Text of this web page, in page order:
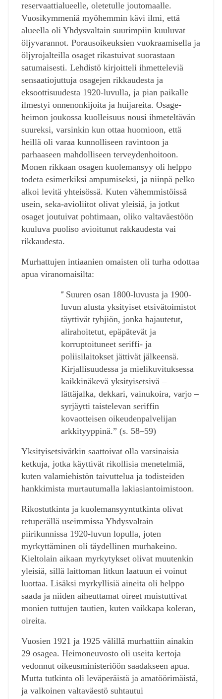
reservaattialueelle, oletetulle joutomaalle.
Vuosikymmeniä myöhemmin kävi ilmi, että
alueella oli Yhdysvaltain suurimpiin kuuluvat
öljyvarannot. Porausoikeuksien vuokraamisella ja
öljyrojalteilla osaget rikastuivat suorastaan
satumaisesti. Lehdistö kirjoitteli ihmetteleviä
sensaatiojuttuja osagejen rikkaudesta ja
eksoottisuudesta 1920-luvulla, ja pian paikalle
ilmestyi onnenonkijoita ja huijareita. Osage-
heimon joukossa kuolleisuus nousi ihmeteltävän
suureksi, varsinkin kun ottaa huomioon, että
heillä oli varaa kunnolliseen ravintoon ja
parhaaseen mahdolliseen terveydenhoitoon.
Monen rikkaan osagen kuolemansyy oli helppo
todeta esimerkiksi ampumiseksi, ja niinpä pelko
alkoi levitä yhteisössä. Kuten vähemmistöissä
usein, seka-avioliitot olivat yleisiä, ja jotkut
osaget joutuivat pohtimaan, oliko valtaväestöön
kuuluva puoliso avioitunut rakkaudesta vai
rikkaudesta.
Murhattujen intiaanien omaisten oli turha odottaa
apua viranomaisilta:
” Suuren osan 1800-luvusta ja 1900-
luvun alusta yksityiset etsivätoimistot
täyttivät tyhjiön, jonka hajautetut,
alirahoitetut, epäpätevät ja
korruptoituneet seriffi- ja
poliisilaitokset jättivät jälkeensä.
Kirjallisuudessa ja mielikuvituksessa
kaikkinäkevä yksityisetsivä –
lättäjalka, dekkari, vainukoira, varjo –
syrjäytti taistelevan seriffin
kovaotteisen oikeudenpalvelijan
arkkityyppinä.” (s. 58–59)
Yksityisetsivätkin saattoivat olla varsinaisia
ketkuja, jotka käyttivät rikollisia menetelmiä,
kuten valamiehistön taivuttelua ja todisteiden
hankkimista murtautumalla lakiasiantoimistoon.
Rikostutkinta ja kuolemansyyntutkinta olivat
retuperällä useimmissa Yhdysvaltain
piirikunnissa 1920-luvun lopulla, joten
myrkyttäminen oli täydellinen murhakeino.
Kieltolain aikaan myrkytykset olivat muutenkin
yleisiä, sillä laittoman litkun laatuun ei voinut
luottaa. Lisäksi myrkyllisiä aineita oli helppo
saada ja niiden aiheuttamat oireet muistuttivat
monien tuttujen tautien, kuten vaikkapa koleran,
oireita.
Vuosien 1921 ja 1925 välillä murhattiin ainakin
29 osagea. Heimoneuvosto oli useita kertoja
vedonnut oikeusministeriöön saadakseen apua.
Mutta tutkinta oli leväperäistä ja amatöörimäistä,
ja valkoinen valtaväestö suhtautui